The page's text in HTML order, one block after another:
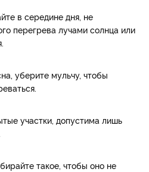
в середине дня, не
перегрева лучами солнца или
уберите мульчу, чтобы
участки, допустима лишь
такое, чтобы оно не